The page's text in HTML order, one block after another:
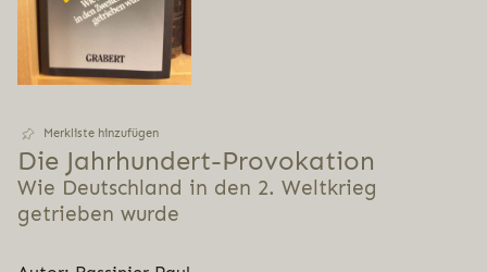
Merkliste hinzufügen
Die Jahr­hun­dert-Pro­vo­ka­ti­on
Wie Deutschland in den 2. Weltkrieg
getrieben wurde